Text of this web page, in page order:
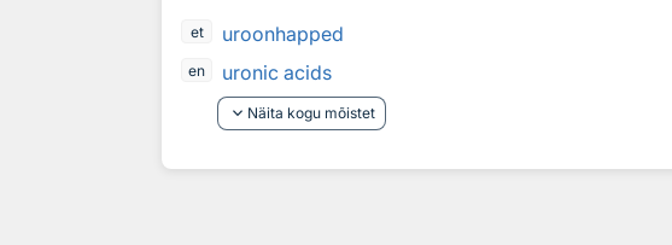
et uroonhapped
en
uronic acids
keyboard_arrow_down Näita kogu mõistet